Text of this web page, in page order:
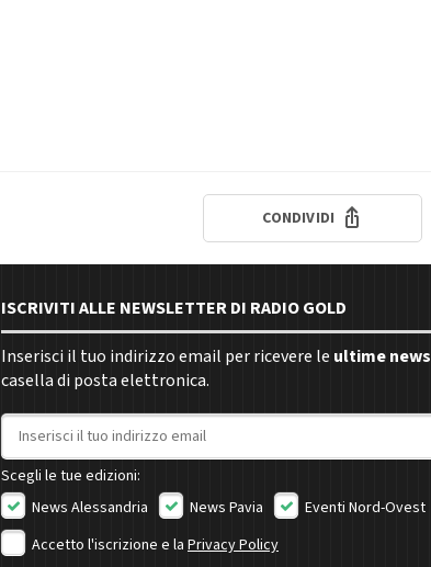
CONDIVIDI
ISCRIVITI ALLE NEWSLETTER DI RADIO GOLD
Inserisci il tuo indirizzo email per ricevere le ultime news
casella di posta elettronica.
Indirizzo email
Scegli le tue edizioni:
News Alessandria
News Pavia
Eventi Nord-Ovest
Accetto l'iscrizione e la Privacy Policy